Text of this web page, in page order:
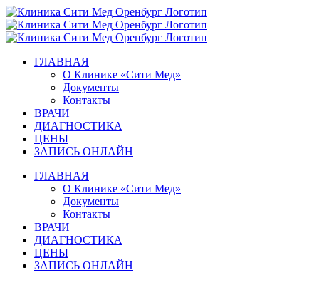
Skip
to
content
ГЛАВНАЯ
О Клинике «Сити Мед»
Документы
Контакты
ВРАЧИ
ДИАГНОСТИКА
ЦЕНЫ
ЗАПИСЬ ОНЛАЙН
ГЛАВНАЯ
О Клинике «Сити Мед»
Документы
Контакты
ВРАЧИ
ДИАГНОСТИКА
ЦЕНЫ
ЗАПИСЬ ОНЛАЙН